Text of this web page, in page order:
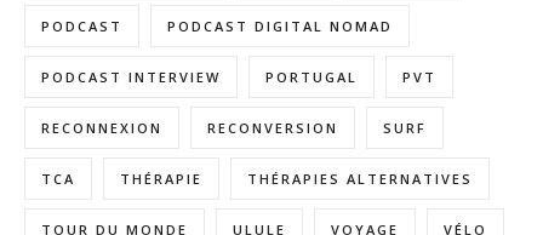
PODCAST PODCAST DIGITAL NOMAD
PODCAST INTERVIEW PORTUGAL PVT
RECONNEXION RECONVERSION SURF
TCA THÉRAPIE THÉRAPIES ALTERNATIVES
TOUR DU MONDE ULULE VOYAGE VÉLO